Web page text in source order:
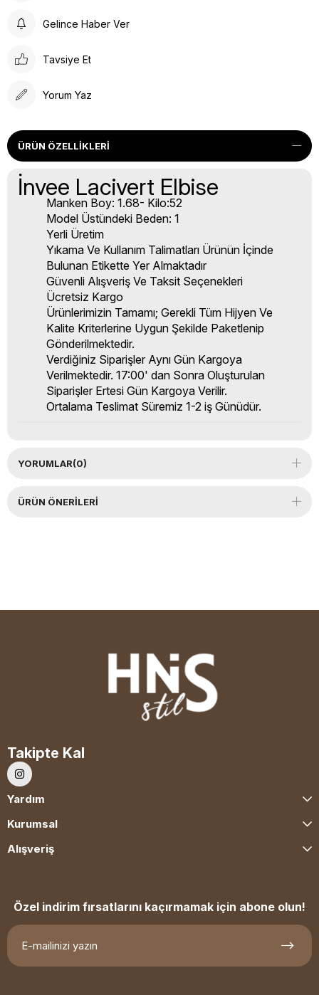
Gelince Haber Ver
Tavsiye Et
Yorum Yaz
ÜRÜN ÖZELLIKLERI
İnvee Lacivert Elbise
Manken Boy: 1.68- Kilo:52
Model Üstündeki Beden: 1
Yerli Üretim
Yıkama Ve Kullanım Talimatları Ürünün İçinde
Bulunan Etikette Yer Almaktadır
Güvenli Alışveriş Ve Taksit Seçenekleri
Ücretsiz Kargo
Ürünlerimizin Tamamı; Gerekli Tüm Hijyen Ve
Kalite Kriterlerine Uygun Şekilde Paketlenip
Gönderilmektedir.
Verdiğiniz Siparişler Aynı Gün Kargoya
Verilmektedir. 17:00' dan Sonra Oluşturulan
Siparişler Ertesi Gün Kargoya Verilir.
Ortalama Teslimat Süremiz 1-2 iş Günüdür.
YORUMLAR(0)
ÜRÜN ÖNERILERI
Takipte Kal
Yardım
Kurumsal
Alışveriş
Özel indirim fırsatlarını kaçırmamak için abone olun!